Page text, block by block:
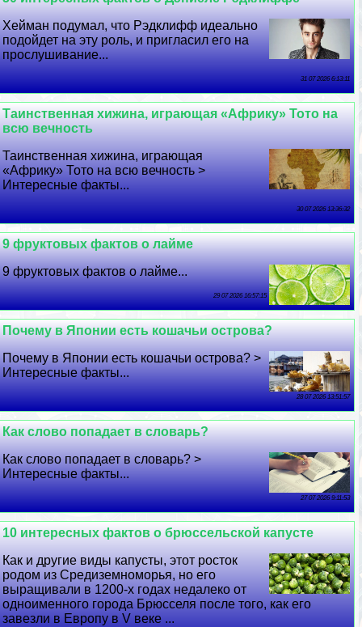
Хейман подумал, что Рэдклифф идеально
подойдет на эту роль, и пригласил его на
прослушивание...
31 07 2026 6:13:11
Таинственная хижина, играющая «Африку» Тото на
всю вечность
Таинственная хижина, играющая
«Африку» Тото на всю вечность >
Интересные факты...
30 07 2026 13:36:32
9 фруктовых фактов о лайме
9 фруктовых фактов о лайме...
29 07 2026 16:57:15
Почему в Японии есть кошачьи острова?
Почему в Японии есть кошачьи острова? >
Интересные факты...
28 07 2026 13:51:57
Как слово попадает в словарь?
Как слово попадает в словарь? >
Интересные факты...
27 07 2026 9:11:53
10 интересных фактов о брюссельской капусте
Как и другие виды капусты, этот росток
родом из Средиземноморья, но его
выращивали в 1200-х годах недалеко от
одноименного города Брюсселя после того, как его
завезли в Европу в V веке ...